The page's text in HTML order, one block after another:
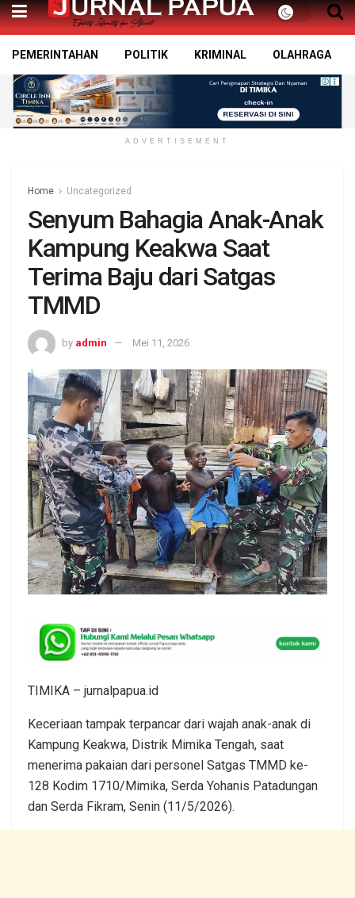
PEMERINTAHAN POLITIK KRIMINAL OLAHRAGA
ADVERTISEMENT
Home Uncategorized
Senyum Bahagia Anak-Anak
Kampung Keakwa Saat
Terima Baju dari Satgas
TMMD
by admin Mei 11, 2026
TIMIKA – jurnalpapua.id
Keceriaan tampak terpancar dari wajah anak-anak di
Kampung Keakwa, Distrik Mimika Tengah, saat
menerima pakaian dari personel Satgas TMMD ke-
128 Kodim 1710/Mimika, Serda Yohanis Patadungan
dan Serda Fikram, Senin (11/5/2026).